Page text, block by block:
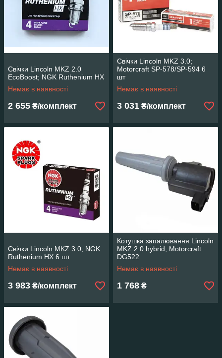
Свічки Lincoln MKZ 2.0
EcoBoost; NGK Ruthenium HX
Немає в наявності
2 655 ₴/комплект
Свічки Lincoln MKZ 3.0;
Motorcraft SP-578/SP-594 6
шт
Немає в наявності
3 031 ₴/комплект
Свічки Lincoln MKZ 3.0; NGK
Ruthenium HX 6 шт
Немає в наявності
3 983 ₴/комплект
Котушка запалювання Lincoln
MKZ 2.0 hybrid; Motorcraft
DG522
Немає в наявності
1 768 ₴